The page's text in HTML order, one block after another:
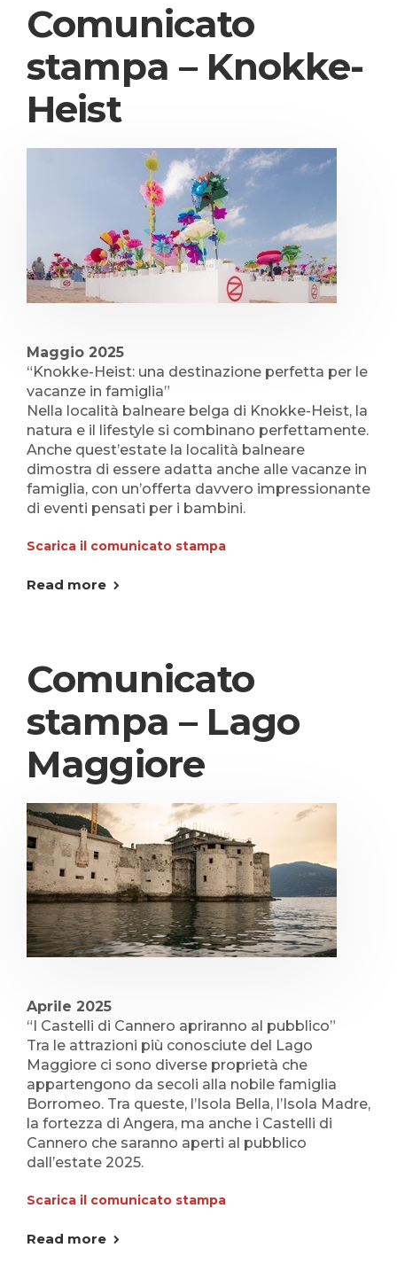
Comunicato
stampa – Knokke-
Heist
Maggio 2025
“Knokke-Heist: una destinazione perfetta per le
vacanze in famiglia”
Nella località balneare belga di Knokke-Heist, la
natura e il lifestyle si combinano perfettamente.
Anche quest’estate la località balneare
dimostra di essere adatta anche alle vacanze in
famiglia, con un’offerta davvero impressionante
di eventi pensati per i bambini.
Scarica il comunicato stampa
Read more
Comunicato
stampa – Lago
Maggiore
Aprile 2025
“I Castelli di Cannero apriranno al pubblico”
Tra le attrazioni più conosciute del Lago
Maggiore ci sono diverse proprietà che
appartengono da secoli alla nobile famiglia
Borromeo. Tra queste, l’Isola Bella, l’Isola Madre,
la fortezza di Angera, ma anche i Castelli di
Cannero che saranno aperti al pubblico
dall’estate 2025.
Scarica il comunicato stampa
Read more